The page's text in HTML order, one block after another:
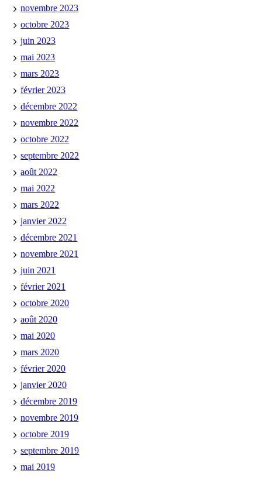
novembre 2023
octobre 2023
juin 2023
mai 2023
mars 2023
février 2023
décembre 2022
novembre 2022
octobre 2022
septembre 2022
août 2022
mai 2022
mars 2022
janvier 2022
décembre 2021
novembre 2021
juin 2021
février 2021
octobre 2020
août 2020
mai 2020
mars 2020
février 2020
janvier 2020
décembre 2019
novembre 2019
octobre 2019
septembre 2019
mai 2019